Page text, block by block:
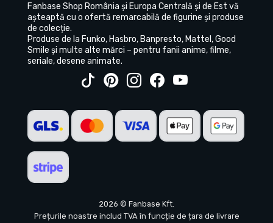
Fanbase Shop România și Europa Centrală și de Est vă
așteaptă cu o ofertă remarcabilă de figurine și produse
de colecție.
Produse de la Funko, Hasbro, Banpresto, Mattel, Good
Smile și multe alte mărci – pentru fanii anime, filme,
seriale, desene animate.
2026 © Fanbase Kft.
Prețurile noastre includ TVA în funcție de țara de livrare